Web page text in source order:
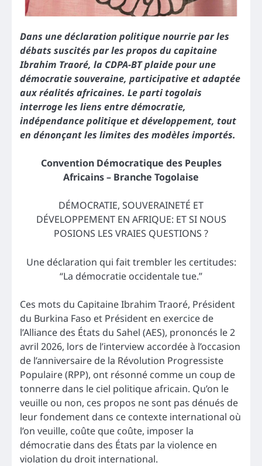
Dans une déclaration politique nourrie par les
débats suscités par les propos du capitaine
Ibrahim Traoré, la CDPA-BT plaide pour une
démocratie souveraine, participative et adaptée
aux réalités africaines. Le parti togolais
interroge les liens entre démocratie,
indépendance politique et développement, tout
en dénonçant les limites des modèles importés.
Convention Démocratique des Peuples
Africains – Branche Togolaise
DÉMOCRATIE, SOUVERAINETÉ ET
DÉVELOPPEMENT EN AFRIQUE: ET SI NOUS
POSIONS LES VRAIES QUESTIONS ?
Une déclaration qui fait trembler les certitudes:
“La démocratie occidentale tue.”
Ces mots du Capitaine Ibrahim Traoré, Président
du Burkina Faso et Président en exercice de
l’Alliance des États du Sahel (AES), prononcés le 2
avril 2026, lors de l’interview accordée à l’occasion
de l’anniversaire de la Révolution Progressiste
Populaire (RPP), ont résonné comme un coup de
tonnerre dans le ciel politique africain. Qu’on le
veuille ou non, ces propos ne sont pas dénués de
leur fondement dans ce contexte international où
l’on veuille, coûte que coûte, imposer la
démocratie dans des États par la violence en
violation du droit international.